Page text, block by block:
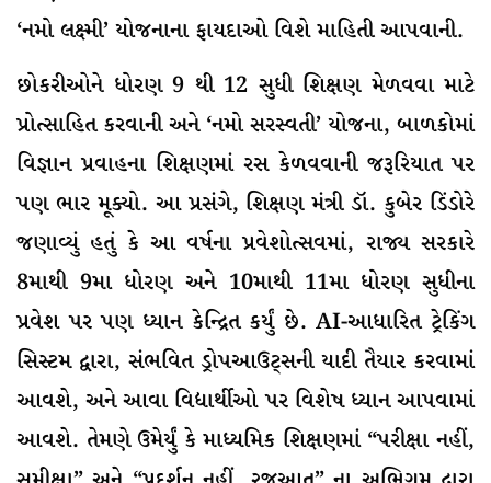
‘નમો લક્ષ્મી’ યોજનાના ફાયદાઓ વિશે માહિતી આપવાની.
છોકરીઓને ધોરણ 9 થી 12 સુધી શિક્ષણ મેળવવા માટે
પ્રોત્સાહિત કરવાની અને ‘નમો સરસ્વતી’ યોજના, બાળકોમાં
વિજ્ઞાન પ્રવાહના શિક્ષણમાં રસ કેળવવાની જરૂરિયાત પર
પણ ભાર મૂક્યો. આ પ્રસંગે, શિક્ષણ મંત્રી ડૉ. કુબેર ડિંડોરે
જણાવ્યું હતું કે આ વર્ષના પ્રવેશોત્સવમાં, રાજ્ય સરકારે
8માથી 9મા ધોરણ અને 10માથી 11મા ધોરણ સુધીના
પ્રવેશ પર પણ ધ્યાન કેન્દ્રિત કર્યું છે. AI-આધારિત ટ્રેકિંગ
સિસ્ટમ દ્વારા, સંભવિત ડ્રોપઆઉટ્સની યાદી તૈયાર કરવામાં
આવશે, અને આવા વિદ્યાર્થીઓ પર વિશેષ ધ્યાન આપવામાં
આવશે. તેમણે ઉમેર્યું કે માધ્યમિક શિક્ષણમાં “પરીક્ષા નહીં,